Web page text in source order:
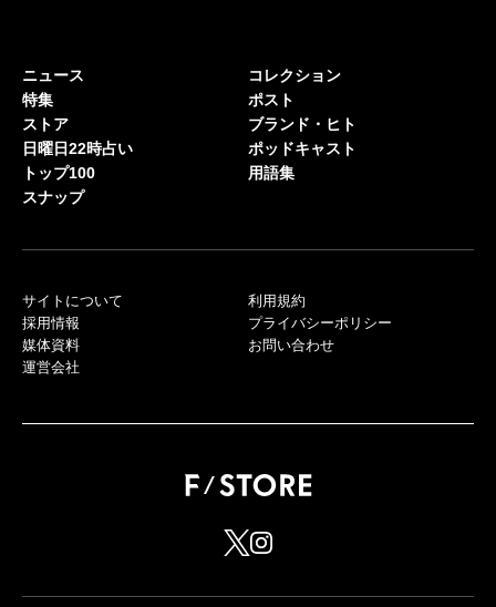
ニュース
特集
ストア
日曜日22時占い
トップ100
スナップ
コレクション
ポスト
ブランド・ヒト
ポッドキャスト
用語集
サイトについて
採用情報
媒体資料
運営会社
利用規約
プライバシーポリシー
お問い合わせ